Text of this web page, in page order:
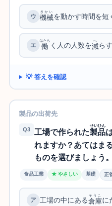
機械
きかい
を動かす時間を短
働
はたら
く人の人数を減
へ
ら
💡 答えを確認
製品の出荷先
Q3 工場で作られた製品
せいひん
れますか？あてはま
ものを選びましょう。
食品工業 ★ やさしい 基礎 正
工場の中にある倉庫
そうこ
に